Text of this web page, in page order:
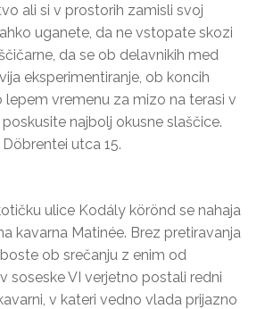
ali si v prostorih zamisli svoj
uganete, da ne vstopate skozi
da se ob delavnikih med
eksperimentiranje, ob koncih
vremenu za mizo na terasi v
najbolj okusne slaščice.
utca 15.
ulice Kodály körönd se nahaja
kavarna Matinée. Brez pretiravanja
ob srečanju z enim od
soseske VI verjetno postali redni
v kateri vedno vlada prijazno